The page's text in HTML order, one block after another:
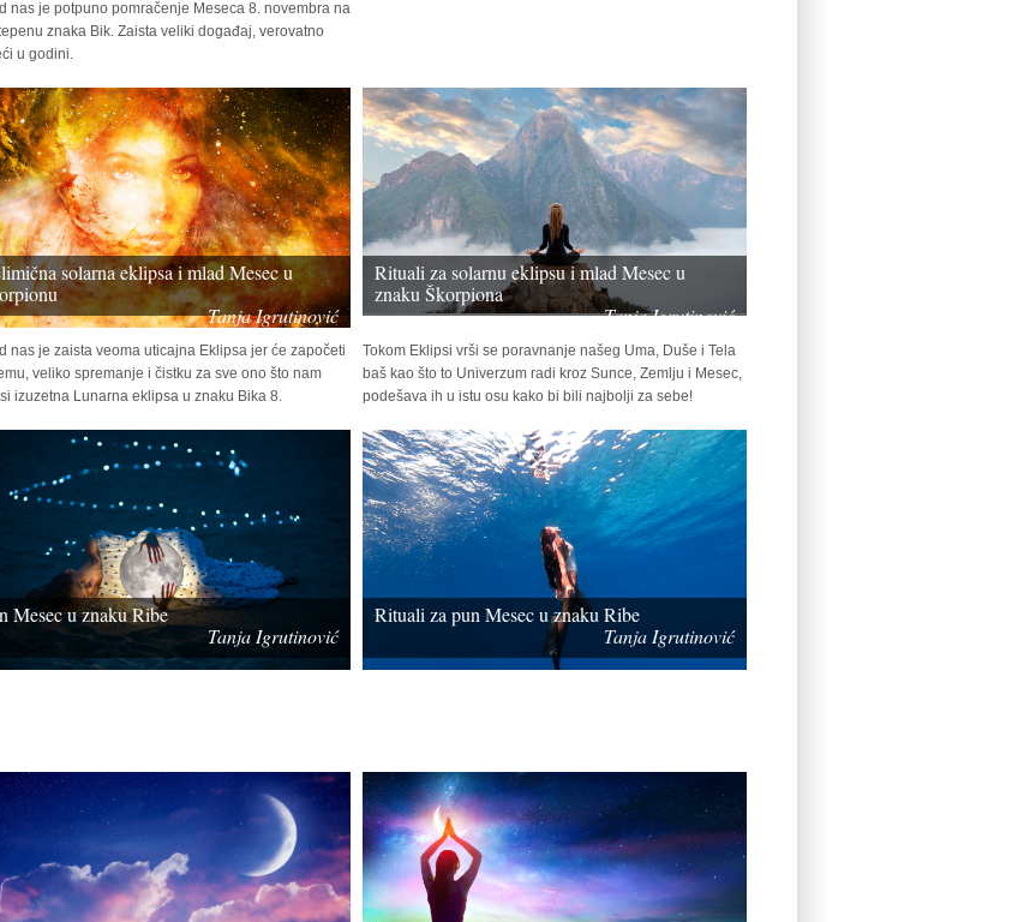
nas je potpuno pomračenje Meseca 8. novembra na
znaka Bik. Zaista veliki događaj, verovatno
u godini.
solarna eklipsa i mlad Mesec u
Tanja Igrutinović
nas je zaista veoma uticajna Eklipsa jer će započeti
veliko spremanje i čistku za sve ono što nam
izuzetna Lunarna eklipsa u znaku Bika 8.
Rituali za solarnu eklipsu i mlad Mesec u
znaku Škorpiona
Tanja Igrutinović
Tokom Eklipsi vrši se poravnanje našeg Uma, Duše i Tela
baš kao što to Univerzum radi kroz Sunce, Zemlju i Mesec,
podešava ih u istu osu kako bi bili najbolji za sebe!
Mesec u znaku Ribe
Tanja Igrutinović
Rituali za pun Mesec u znaku Ribe
Tanja Igrutinović